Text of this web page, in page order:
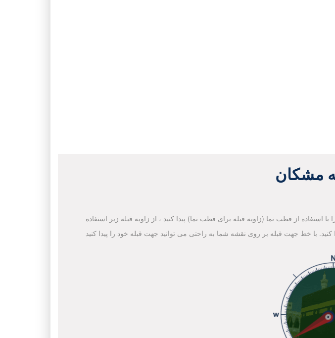
مشکان
از قطب نما (زاویه قبله برای قطب نما) پیدا کنید ، از زاویه قبله زیر استفاده
کنید. با خط جهت قبله بر روی نقشه شما به راحتی می توانید جهت قبله خود را پیدا کنید